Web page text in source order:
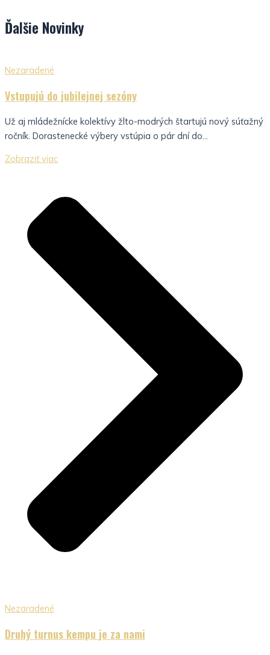
Ďalšie Novinky
Nezaradené
Vstupujú do jubilejnej sezóny
Už aj mládežnícke kolektívy žlto-modrých štartujú nový súťažný
ročník. Dorastenecké výbery vstúpia o pár dní do...
Zobraziť viac
Nezaradené
Druhý turnus kempu je za nami